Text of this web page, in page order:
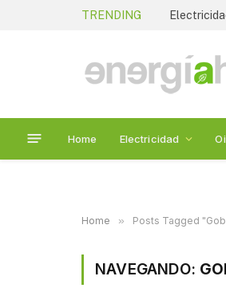
TRENDING
Home Electricidad
Home » Posts Tagged
NAVEGANDO: